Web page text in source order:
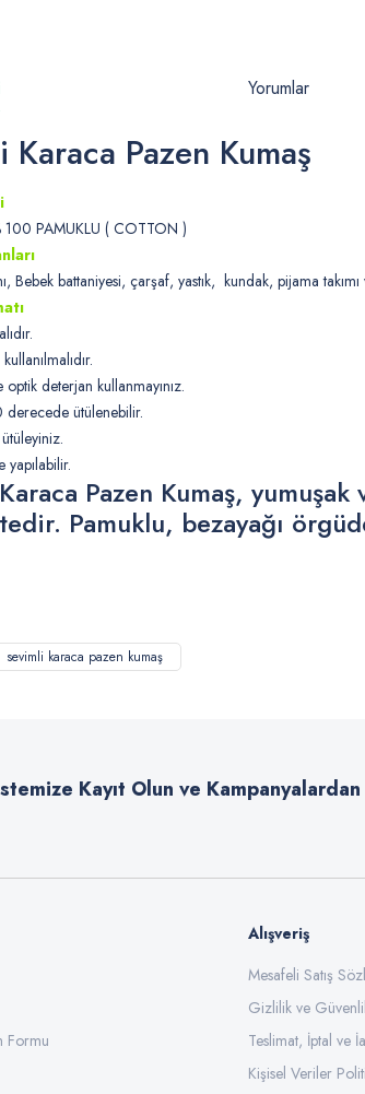
Yorumlar
Karaca Pazen Kumaş
PAMUKLU ( COTTON )
Bebek battaniyesi, çarşaf, yastık, kundak, pijama
optik deterjan kullanmayınız.
derecede ütülenebilir.
yapılabilir.
Pazen Kumaş,
Pamuklu, bezayağı
kalitesiz, bozuk veya görüntülenemiyor.
sitelerden daha pahalı.
farklı alternatifler olmalı.
sevimli karaca pazen kumaş
Kayıt Olun ve Kampanyalardan
Formu
Alışveriş
Mesafeli Satış
Gizlilik ve
Teslimat, İptal ve
Kişisel Veriler